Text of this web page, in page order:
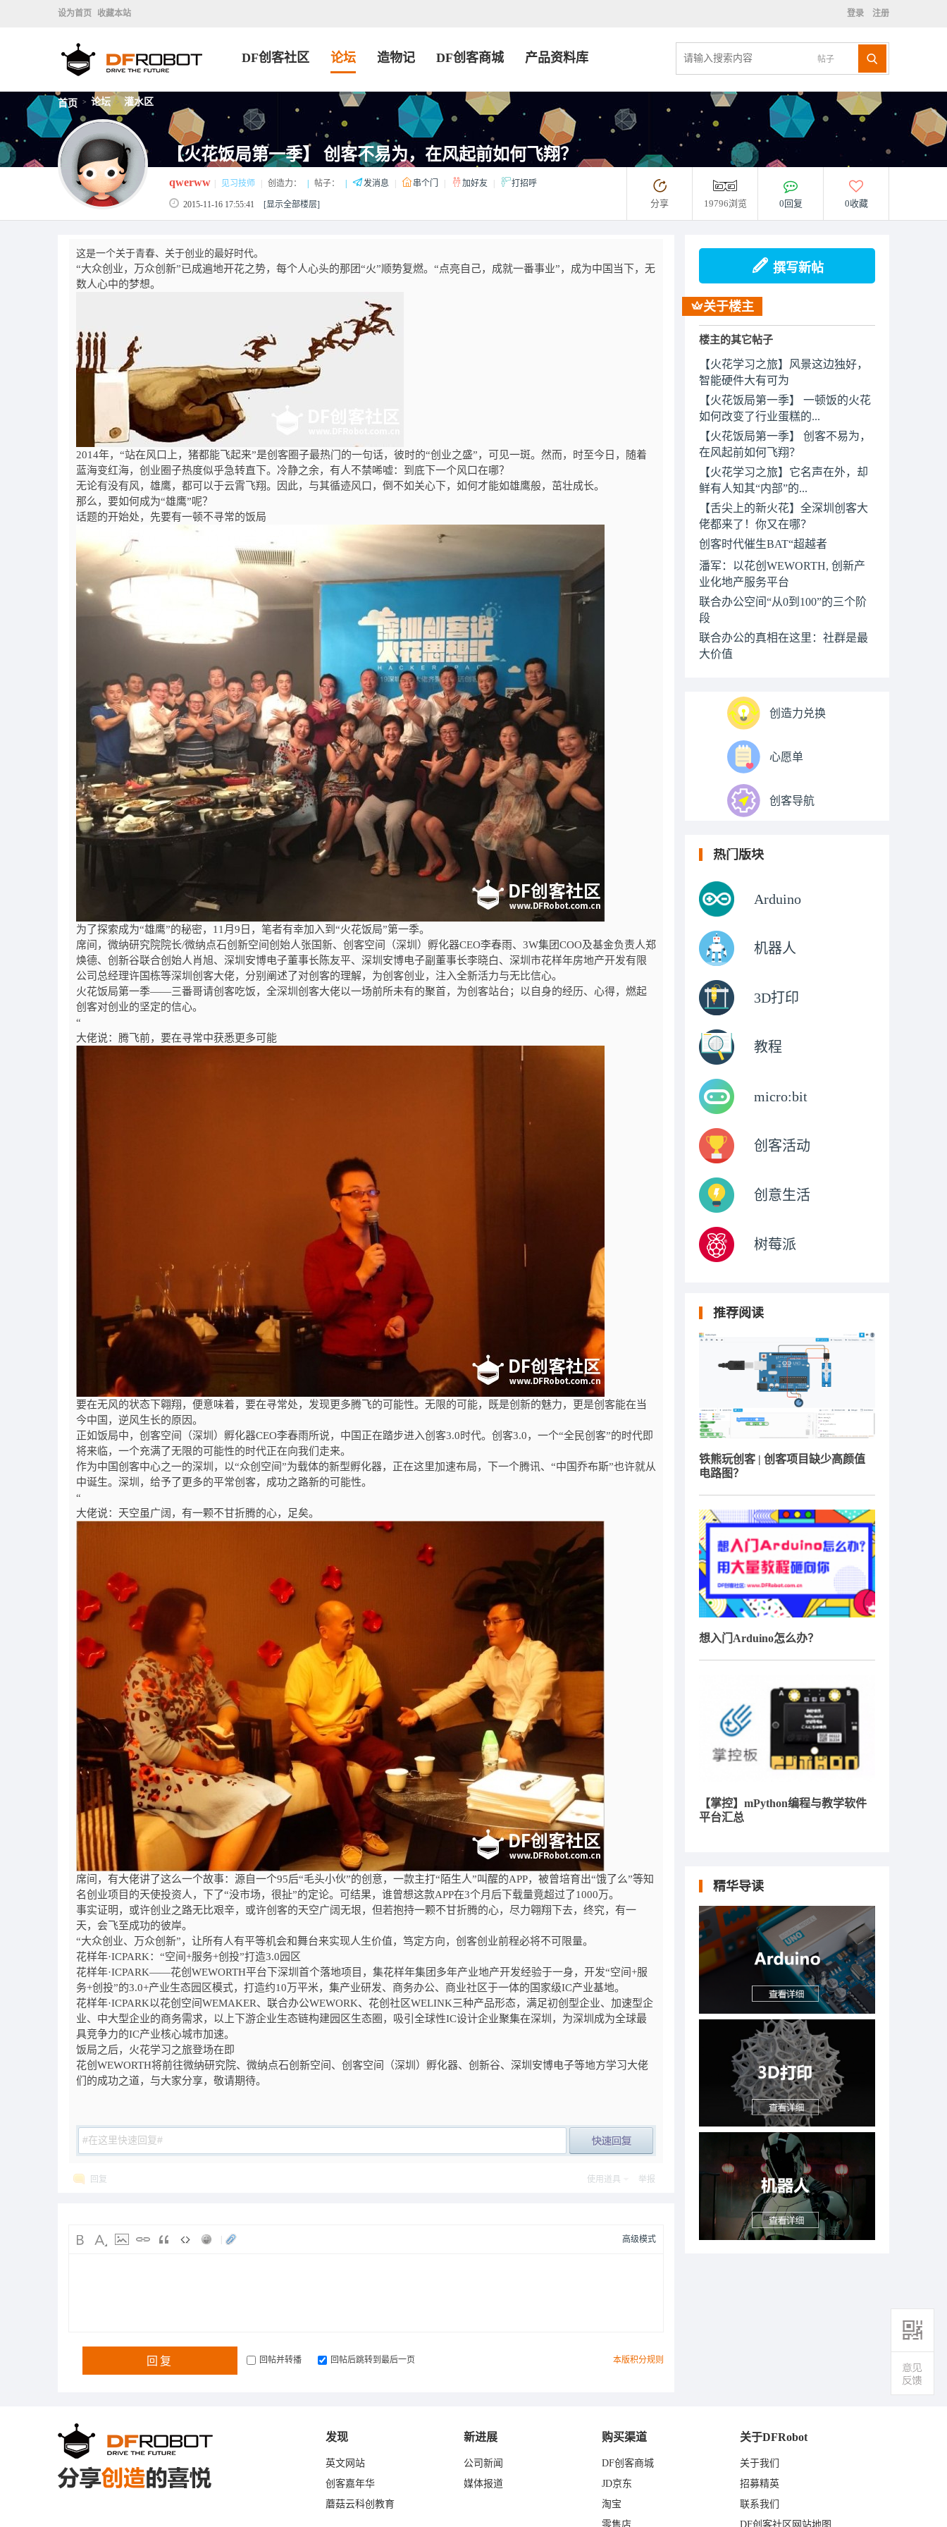
设为首页 收藏本站 登录 注册
帖子
DF创客社区 论坛 造物记 DF创客商城 产品资料库
首页 > 论坛 > 灌水区
【火花饭局第一季】 创客不易为，在风起前如何飞翔？
qwerww 见习技师 创造力： 帖子： 发消息 串个门 加好友 打招呼
2015-11-16 17:55:41 [显示全部楼层] 分享 19796浏览 0回复 0收藏
这是一个关于青春、关于创业的最好时代。
“大众创业，万众创新”已成遍地开花之势，每个人心头的那团“火”顺势复燃。“点亮自己，成就一番事业”，成为中国当下，无
数人心中的梦想。
2014年，“站在风口上，猪都能飞起来”是创客圈子最热门的一句话，彼时的“创业之盛”，可见一斑。然而，时至今日，随着
蓝海变红海，创业圈子热度似乎急转直下。冷静之余，有人不禁唏嘘：到底下一个风口在哪？
无论有没有风，雄鹰，都可以于云霄飞翔。因此，与其循迹风口，倒不如关心下，如何才能如雄鹰般，茁壮成长。
那么，要如何成为“雄鹰”呢？
话题的开始处，先要有一顿不寻常的饭局
为了探索成为“雄鹰”的秘密， 11 月 9 日，笔者有幸加入到“火花饭局”第一季。
席间，微纳研究院院长/微纳点石创新空间创始人张国新、创客空间（深圳）孵化器CEO李春雨、 3W集团COO及基金负责人郑
焕德、创新谷联合创始人肖旭、深圳安博电子董事长陈友平、深圳安博电子副董事长李晓白、深圳市花样年房地产开发有限
公司总经理许国栋等深圳创客大佬，分别阐述了对创客的理解，为创客创业，注入全新活力与无比信心。
火花饭局第一季——三番哥请创客吃饭，全深圳创客大佬以一场前所未有的聚首，为创客站台；以自身的经历、心得，燃起
创客对创业的坚定的信心。
“
大佬说：腾飞前，要在寻常中获悉更多可能
要在无风的状态下翱翔，便意味着，要在寻常处，发现更多腾飞的可能性。无限的可能，既是创新的魅力，更是创客能在当
今中国，逆风生长的原因。
正如饭局中，创客空间（深圳）孵化器CEO李春雨所说，中国正在踏步进入创客3.0时代。创客3.0，一个“全民创客”的时代即
将来临，一个充满了无限的可能性的时代正在向我们走来。
作为中国创客中心之一的深圳，以“众创空间”为载体的新型孵化器，正在这里加速布局，下一个腾讯、“中国乔布斯”也许就从
中诞生。深圳，给予了更多的平常创客，成功之路新的可能性。
“
大佬说：天空虽广阔，有一颗不甘折腾的心，足矣。
席间，有大佬讲了这么一个故事：源自一个95后“毛头小伙”的创意，一款主打“陌生人”叫醒的APP，被曾培育出“饿了么”等知
名创业项目的天使投资人，下了“没市场，很扯”的定论。可结果，谁曾想这款APP在3个月后下载量竟超过了1000 万。
事实证明，或许创业之路无比艰辛，或许创客的天空广阔无垠，但若抱持一颗不甘折腾的心，尽力翱翔下去，终究，有一
天，会飞至成功的彼岸。
“大众创业、万众创新”，让所有人有平等机会和舞台来实现人生价值，笃定方向，创客创业前程必将不可限量。
花样年·ICPARK：“空间 +服务+创投”打造3.0 园区
花样年·ICPARK——花创 WEWORTH平台下深圳首个落地项目，集花样年集团多年产业地产开发经验于一身，开发“空间 +服
务+创投”的3.0+产业生态园区模式，打造约10 万平米，集产业研发、商务办公、商业社区于一体的国家级IC产业基地。
花样年·ICPARK以花创空间 WEMAKER、联合办公WEWORK、花创社区WELINK三种产品形态，满足初创型企业、加速型企
业、中大型企业的商务需求，以上下游企业生态链构建园区生态圈，吸引全球性IC设计企业聚集在深圳，为深圳成为全球最
具竞争力的IC产业核心城市加速。
饭局之后，火花学习之旅登场在即
花创 WEWORTH将前往微纳研究院、微纳点石创新空间、创客空间（深圳）孵化器、创新谷、深圳安博电子等地方学习大佬
们的成功之道，与大家分享，敬请期待。
回复 使用道具 举报
高级模式
本版积分规则
回复 回帖并转播 回帖后跳转到最后一页
撰写新帖
关于楼主
楼主的其它帖子
【火花学习之旅】风景这边独好，
智能硬件大有可为
【火花饭局第一季】 一顿饭的火花
如何改变了行业蛋糕的...
【火花饭局第一季】 创客不易为，
在风起前如何飞翔？
【火花学习之旅】它名声在外，却
鲜有人知其“内部”的...
【舌尖上的新火花】全深圳创客大
佬都来了！你又在哪？
创客时代催生BAT“超越者
潘军：以花创WEWORTH, 创新产
业化地产服务平台
联合办公空间“从0到100”的三个阶
段
联合办公的真相在这里：社群是最
大价值
创造力兑换
心愿单
创客导航
热门版块
Arduino
机器人
3D打印
教程
micro:bit
创客活动
创意生活
树莓派
推荐阅读
铁熊玩创客 | 创客项目缺少高颜值
电路图？
想入门Arduino怎么办？
【掌控】mPython编程与教学软件
平台汇总
精华导读
发现
英文网站
创客嘉年华
蘑菇云科创教育
新进展
公司新闻
媒体报道
购买渠道
DF创客商城
JD京东
淘宝
零售店
关于DFRobot
关于我们
招募精英
联系我们
DF创客社区网站地图